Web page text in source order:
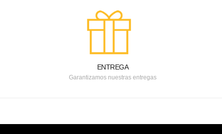
ENTREGA
Garantizamos nuestras entregas